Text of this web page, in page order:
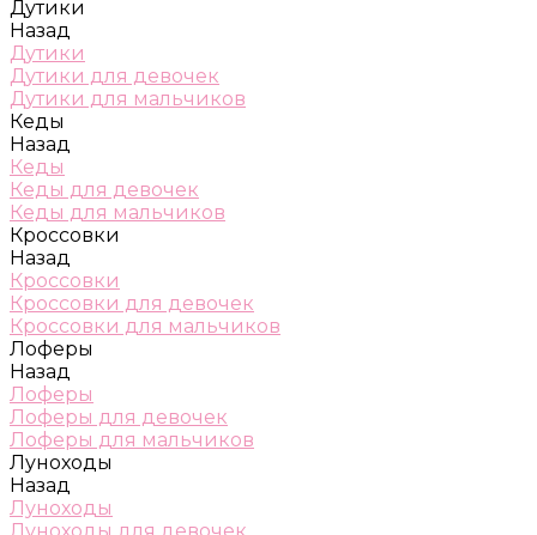
Дутики
Назад
Дутики
Дутики для девочек
Дутики для мальчиков
Кеды
Назад
Кеды
Кеды для девочек
Кеды для мальчиков
Кроссовки
Назад
Кроссовки
Кроссовки для девочек
Кроссовки для мальчиков
Лоферы
Назад
Лоферы
Лоферы для девочек
Лоферы для мальчиков
Луноходы
Назад
Луноходы